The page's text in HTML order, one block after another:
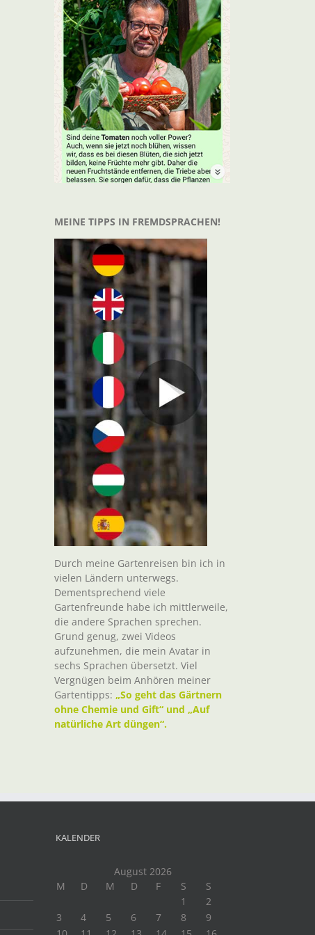
MEINE TIPPS IN FREMDSPRACHEN!
Durch meine Gartenreisen bin ich in
vielen Ländern unterwegs.
Dementsprechend viele
Gartenfreunde habe ich mittlerweile,
die andere Sprachen sprechen.
Grund genug, zwei Videos
aufzunehmen, die mein Avatar in
sechs Sprachen übersetzt. Viel
Vergnügen beim Anhören meiner
Gartentipps: „So geht das Gärtnern
ohne Chemie und Gift“ und „Auf
natürliche Art düngen“.
KALENDER
August 2026
M
D M D F S
S
1
2
3
4 5 6 7 8
9